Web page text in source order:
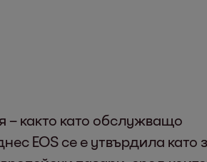
– както като обслужващо
EOS се е утвърдила като